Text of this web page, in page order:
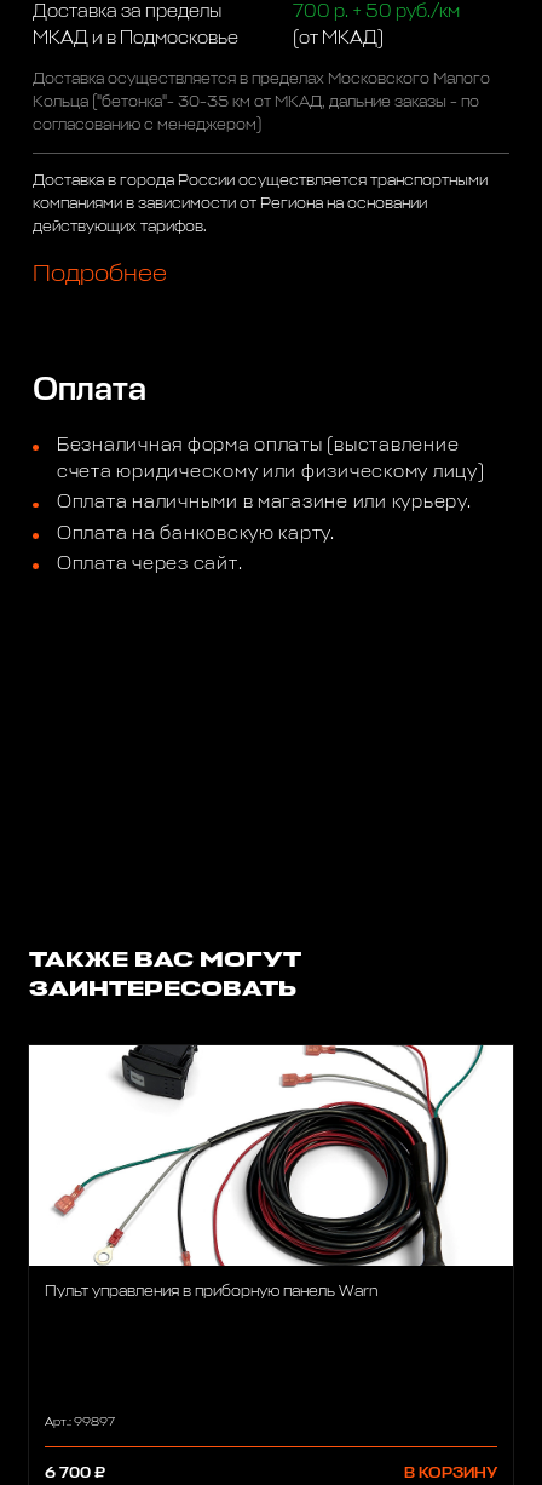
Доставка за пределы
МКАД и в Подмосковье
700 р. + 50 руб./км
(от МКАД)
Доставка осуществляется в пределах Московского Малого
Кольца ("бетонка"- 30-35 км от МКАД, дальние заказы - по
согласованию с менеджером)
Доставка в города России осуществляется транспортными
компаниями в зависимости от Региона на основании
действующих тарифов.
Подробнее
Оплата
Безналичная форма оплаты (выставление
счета юридическому или физическому лицу)
Оплата наличными в магазине или курьеру.
Оплата на банковскую карту.
Оплата через сайт.
ТАКЖЕ ВАС МОГУТ
ЗАИНТЕРЕСОВАТЬ
Пульт управления в приборную панель Warn
Арт.: 99897
6 700 ₽ В КОРЗИНУ